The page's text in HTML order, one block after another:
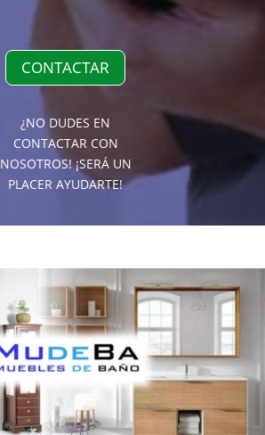
CONTACTAR
¿NO DUDES EN
CONTACTAR CON
NOSOTROS! ¡SERÁ UN
PLACER AYUDARTE!